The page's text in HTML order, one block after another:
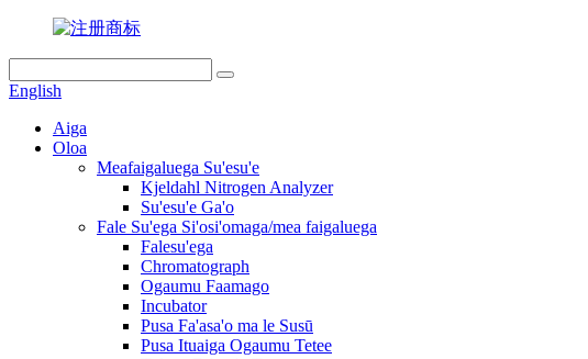
English
Aiga
Oloa
Meafaigaluega Su'esu'e
Kjeldahl Nitrogen Analyzer
Su'esu'e Ga'o
Fale Su'ega Si'osi'omaga/mea faigaluega
Falesu'ega
Chromatograph
Ogaumu Faamago
Incubator
Pusa Fa'asa'o ma le Susū
Pusa Ituaiga Ogaumu Tetee